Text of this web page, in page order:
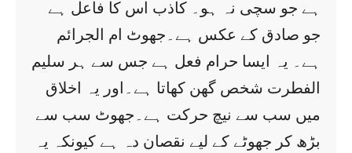
ہے جو سچی نہ ہو۔ کاذب اس کا فاعل ہے
جو صادق کے عکس ہے۔جھوٹ ام الجرائم
ہے۔ یہ ایسا حرام فعل ہے جس سے ہر سلیم
الفطرت شخص گھن کھاتا ہے۔اور یہ اخلاق
میں سب سے نیچ حرکت ہے۔جھوٹ سب سے
بڑھ کر جھوٹے کے لیے نقصان دہ ہے کیونکہ یہ